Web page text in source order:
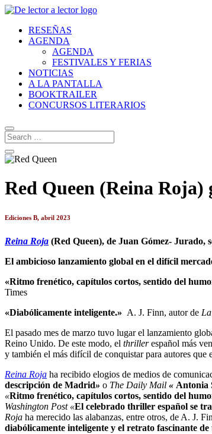
RESEÑAS
AGENDA
AGENDA
FESTIVALES Y FERIAS
NOTICIAS
A LA PANTALLA
BOOKTRAILER
CONCURSOS LITERARIOS
Red Queen (Reina Roja)
Ediciones B, abril 2023
Reina Roja (Red Queen), de Juan Gómez- Jurado,
El ambicioso lanzamiento global en el difícil
«Ritmo frenético, capítulos cortos, sentido del
Times
«Diabólicamente inteligente.» A. J. Finn, autor de
El pasado mes de marzo tuvo lugar el lanzamiento
Reino Unido. De este modo, el thrillerespañol más
y también el más difícil de conquistar para autores que
Reina Roja ha recibido elogios de medios de
descripción de Madrid» o The Daily Mail « Antonia
«Ritmo frenético, capítulos cortos, sentido del
Washington Post «El celebrado thriller español se
Roja ha merecido las alabanzas, entre otros, de A. J.
diabólicamente inteligente y el retrato fascinante